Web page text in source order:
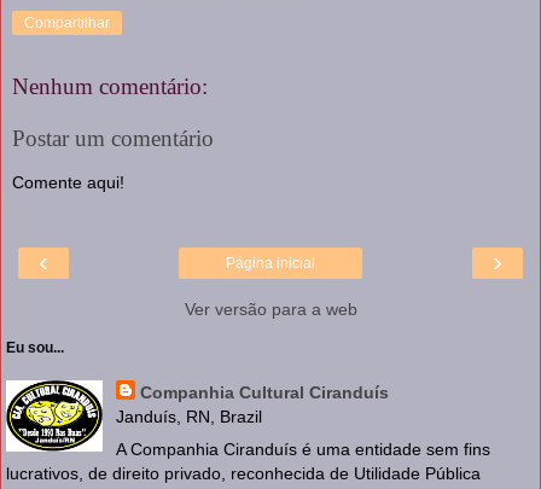
Compartilhar
Nenhum comentário:
Postar um comentário
Comente aqui!
‹ ›
Página inicial
Ver versão para a web
Eu sou...
Companhia Cultural Ciranduís
Janduís, RN, Brazil
A Companhia Ciranduís é uma entidade sem fins
lucrativos, de direito privado, reconhecida de Utilidade Pública